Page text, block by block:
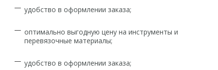
удобство в оформлении заказа;
оптимально выгодную цену на инструменты и
перевязочные материалы;
удобство в оформлении заказа;